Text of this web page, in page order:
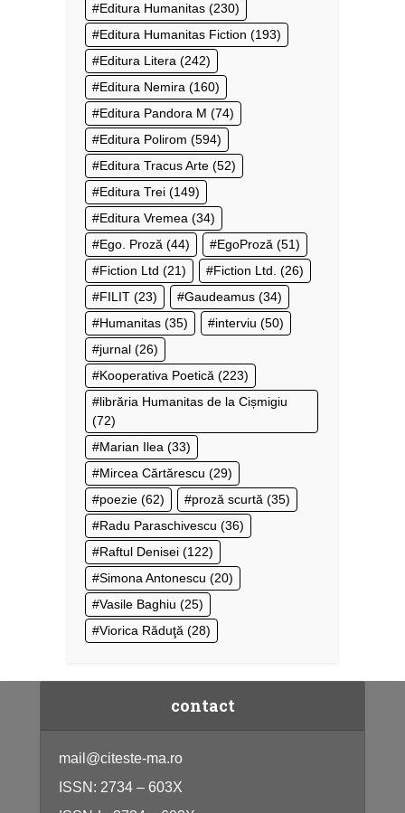
Editura Humanitas (230)
Editura Humanitas Fiction (193)
Editura Litera (242)
Editura Nemira (160)
Editura Pandora M (74)
Editura Polirom (594)
Editura Tracus Arte (52)
Editura Trei (149)
Editura Vremea (34)
Ego. Proză (44) EgoProză (51)
Fiction Ltd (21) Fiction Ltd. (26)
FILIT (23) Gaudeamus (34)
Humanitas (35) interviu (50)
jurnal (26)
Kooperativa Poetică (223)
librăria Humanitas de la Cișmigiu
(72)
Marian Ilea (33)
Mircea Cărtărescu (29)
poezie (62) proză scurtă (35)
Radu Paraschivescu (36)
Raftul Denisei (122)
Simona Antonescu (20)
Vasile Baghiu (25)
Viorica Răduţă (28)
contact
mail@citeste-ma.ro
ISSN: 2734 – 603X